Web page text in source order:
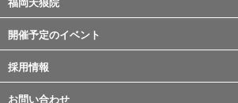
福岡天狼院
開催予定のイベント
採用情報
お問い合わせ